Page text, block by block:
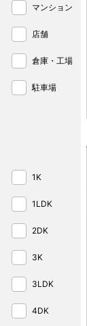
マンション
店舗
倉庫・工場
駐車場
1K
1LDK
2DK
3K
3LDK
4DK